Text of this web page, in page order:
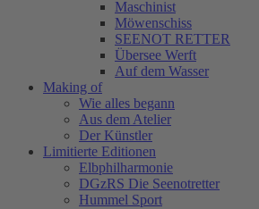
Maschinist
Möwenschiss
SEENOT RETTER
Übersee Werft
Auf dem Wasser
Making of
Wie alles begann
Aus dem Atelier
Der Künstler
Limitierte Editionen
Elbphilharmonie
DGzRS Die Seenotretter
Hummel Sport